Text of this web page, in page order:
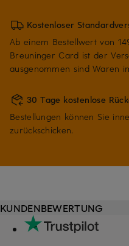
Kostenloser
Ab einem Bestellwert von
Breuninger Card ist der
ausgenommen sind Waren
30 Tage kostenlose
Bestellungen können Sie
zurückschicken.
KUNDENBEWERTUNG